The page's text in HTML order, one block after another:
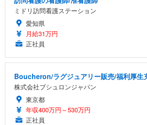
ミドリ訪問看護ステーション
愛知県
月給31万円
正社員
Boucheron/ラグジュアリー販売/福利厚生
株式会社ブシュロンジャパン
東京都
年収400万円～530万円
正社員